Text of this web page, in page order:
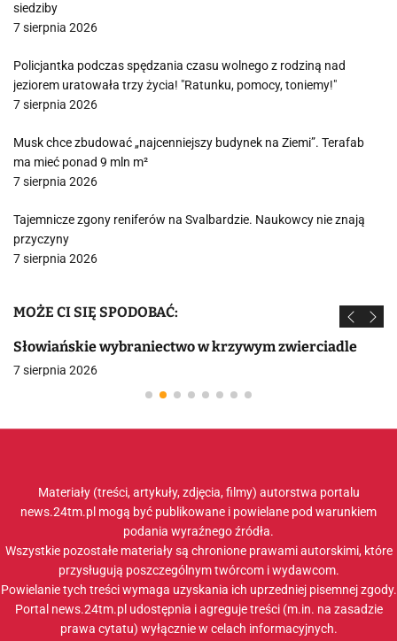
siedziby
7 sierpnia 2026
Policjantka podczas spędzania czasu wolnego z rodziną nad
jeziorem uratowała trzy życia! "Ratunku, pomocy, toniemy!"
7 sierpnia 2026
Musk chce zbudować „najcenniejszy budynek na Ziemi”. Terafab
ma mieć ponad 9 mln m²
7 sierpnia 2026
Tajemnicze zgony reniferów na Svalbardzie. Naukowcy nie znają
przyczyny
7 sierpnia 2026
MOŻE CI SIĘ SPODOBAĆ:
Słowiańskie wybraniectwo w krzywym zwierciadle
7 sierpnia 2026
Materiały (treści, artykuły, zdjęcia, filmy) autorstwa portalu
news.24tm.pl mogą być publikowane i powielane pod warunkiem
podania wyraźnego źródła.
Wszystkie pozostałe materiały są chronione prawami autorskimi, które
przysługują poszczególnym twórcom i wydawcom.
Powielanie tych treści wymaga uzyskania ich uprzedniej pisemnej zgody.
Portal news.24tm.pl udostępnia i agreguje treści (m.in. na zasadzie
prawa cytatu) wyłącznie w celach informacyjnych.